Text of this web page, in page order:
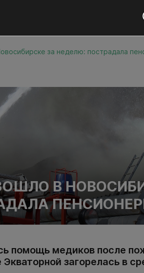
за неделю: пострадала
В
помощь медиков после
загорелась в